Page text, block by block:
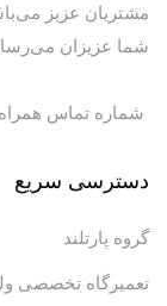
مشتریان عزیز
شما عزیزان
شماره تماس همراه : 09198249416 -
دسترسی سریع
گروه پارتلند
تعمیرگاه تخصصی